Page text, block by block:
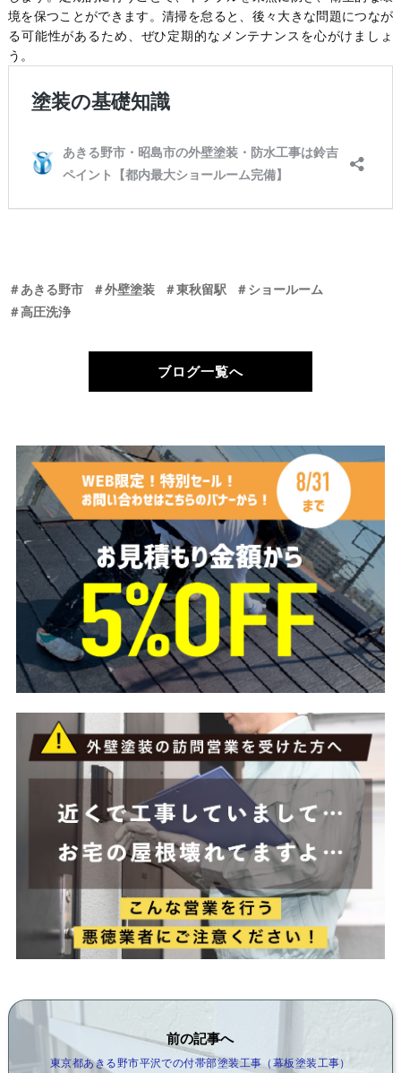
境を保つことができます。清掃を怠ると、後々大きな問題につなが
る可能性があるため、ぜひ定期的なメンテナンスを心がけましょ
う。
＃あきる野市 ＃外壁塗装 ＃東秋留駅
＃ショールーム
＃高圧洗浄
ブログ一覧へ
前の記事へ
東京都あきる野市平沢での付帯部塗装工事（幕板塗装工事）